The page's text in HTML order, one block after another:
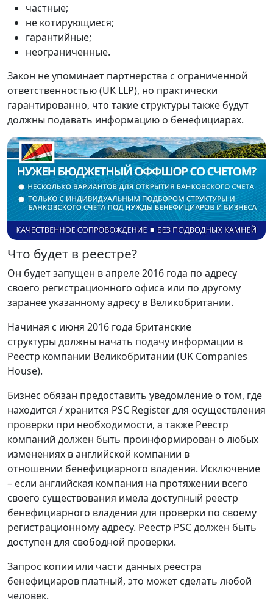
частные;
не котирующиеся;
гарантийные;
неограниченные.
Закон не упоминает партнерства с ограниченной
ответственностью (UK LLP), но практически
гарантированно, что такие структуры также будут
должны подавать информацию о бенефициарах.
Что будет в реестре?
Он будет запущен в апреле 2016 года по адресу
своего регистрационного офиса или по другому
заранее указанному адресу в Великобритании.
Начиная с июня 2016 года британские
структуры должны начать подачу информации в
Реестр компании Великобритании (UK Companies
House).
Бизнес обязан предоставить уведомление о том, где
находится / хранится PSC Register для осуществления
проверки при необходимости, а также Реестр
компаний должен быть проинформирован о любых
изменениях в английской компании в
отношении бенефициарного владения. Исключение
– если английская компания на протяжении всего
своего существования имела доступный реестр
бенефициарного владения для проверки по своему
регистрационному адресу. Реестр PSC должен быть
доступен для свободной проверки.
Запрос копии или части данных реестра
бенефициаров платный, это может сделать любой
человек.